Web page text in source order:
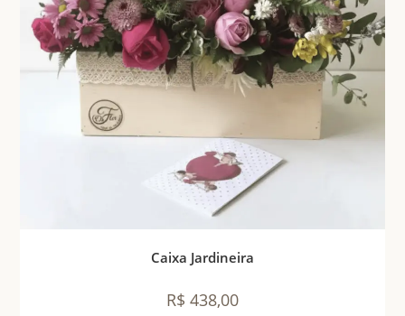
Caixa Jardineira
R$ 438,00